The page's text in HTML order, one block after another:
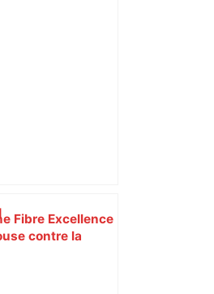
Fibre Excellence
contre la